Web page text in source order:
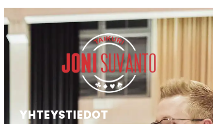
YHTEYSTIEDOT